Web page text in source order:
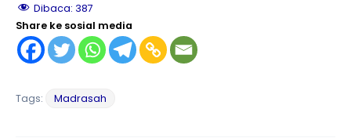
Dibaca: 387
Share ke sosial media
Tags: Madrasah